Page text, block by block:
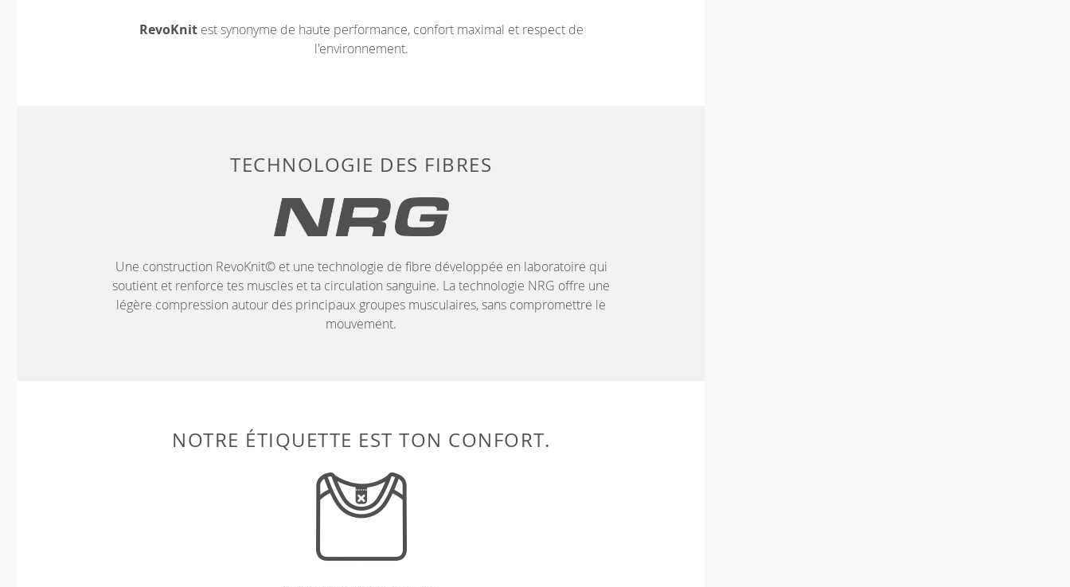
RevoKnitest synonyme de haute performance, confort maximal et respect de
l'environnement.
TECHNOLOGIE DES FIBRES
Une construction RevoKnit© et une technologie de fibre développée en laboratoire qui
soutient et renforce tes muscles et ta circulation sanguine. La technologie NRG offre une
légère compression autour des principaux groupes musculaires, sans compromettre le
mouvement.
NOTRE ÉTIQUETTE EST TON CONFORT.